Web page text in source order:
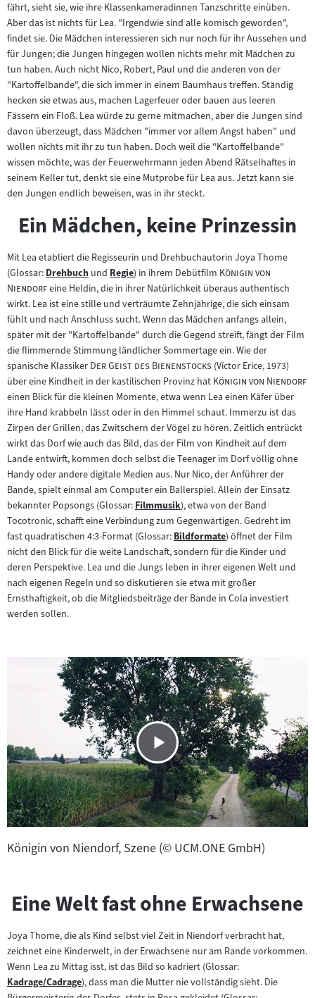
fährt, sieht sie, wie ihre Klassenkameradinnen Tanzschritte einüben.
Aber das ist nichts für Lea. "Irgendwie sind alle komisch geworden",
findet sie. Die Mädchen interessieren sich nur noch für ihr Aussehen und
für Jungen; die Jungen hingegen wollen nichts mehr mit Mädchen zu
tun haben. Auch nicht Nico, Robert, Paul und die anderen von der
"Kartoffelbande", die sich immer in einem Baumhaus treffen. Ständig
hecken sie etwas aus, machen Lagerfeuer oder bauen aus leeren
Fässern ein Floß. Lea würde zu gerne mitmachen, aber die Jungen sind
davon überzeugt, dass Mädchen "immer vor allem Angst haben" und
wollen nichts mit ihr zu tun haben. Doch weil die "Kartoffelbande"
wissen möchte, was der Feuerwehrmann jeden Abend Rätselhaftes in
seinem Keller tut, denkt sie eine Mutprobe für Lea aus. Jetzt kann sie
den Jungen endlich beweisen, was in ihr steckt.
Ein Mädchen, keine Prinzessin
Mit Lea etabliert die Regisseurin und Drehbuchautorin Joya Thome
(Glossar:Zum
Inhalt:
Drehbuch und Zum
Inhalt:
Regie) in ihrem Debütfilm "Königin von
Niendorf"eine Heldin, die in ihrer Natürlichkeit überaus authentisch
wirkt. Lea ist eine stille und verträumte Zehnjährige, die sich einsam
fühlt und nach Anschluss sucht. Wenn das Mädchen anfangs allein,
später mit der "Kartoffelbande" durch die Gegend streift, fängt der Film
die flimmernde Stimmung ländlicher Sommertage ein. Wie der
spanische Klassiker "Der Geist des Bienenstocks "(Víctor Erice, 1973)
über eine Kindheit in der kastilischen Provinz hat "Königin von Niendorf"
einen Blick für die kleinen Momente, etwa wenn Lea einen Käfer über
ihre Hand krabbeln lässt oder in den Himmel schaut. Immerzu ist das
Zirpen der Grillen, das Zwitschern der Vögel zu hören. Zeitlich entrückt
wirkt das Dorf wie auch das Bild, das der Film von Kindheit auf dem
Lande entwirft, kommen doch selbst die Teenager im Dorf völlig ohne
Handy oder andere digitale Medien aus. Nur Nico, der Anführer der
Bande, spielt einmal am Computer ein Ballerspiel. Allein der Einsatz
bekannter Popsongs (Glossar:Zum
Inhalt:
Filmmusik), etwa von der Band
Tocotronic, schafft eine Verbindung zum Gegenwärtigen. Gedreht im
fast quadratischen 4:3-Format (Glossar:Zum
Inhalt:
Bildformate) öffnet der Film
nicht den Blick für die weite Landschaft, sondern für die Kinder und
deren Perspektive. Lea und die Jungs leben in ihrer eigenen Welt und
nach eigenen Regeln und so diskutieren sie etwa mit großer
Ernsthaftigkeit, ob die Mitgliedsbeiträge der Bande in Cola investiert
werden sollen.
Königin von Niendorf, Szene (© UCM.ONE GmbH)
Eine Welt fast ohne Erwachsene
Joya Thome, die als Kind selbst viel Zeit in Niendorf verbracht hat,
zeichnet eine Kinderwelt, in der Erwachsene nur am Rande vorkommen.
Wenn Lea zu Mittag isst, ist das Bild so kadriert (Glossar:
Zum
Kadrage/Cadrage), dass man die Mutter nie vollständig sieht. Die